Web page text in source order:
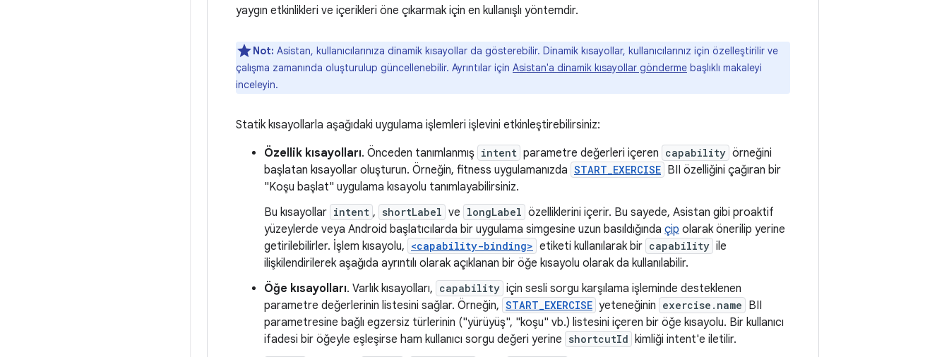
yaygın etkinlikleri ve içerikleri öne çıkarmak için en kullanışlı yöntemdir.
Not: Asistan, kullanıcılarınıza dinamik kısayollar da gösterebilir. Dinamik kısayollar, kullanıcılarınız için özelleştirilir ve
çalışma zamanında oluşturulup güncellenebilir. Ayrıntılar için Asistan'a dinamik kısayollar gönderme başlıklı makaleyi
inceleyin.
Statik kısayollarla aşağıdaki uygulama işlemleri işlevini etkinleştirebilirsiniz:
Özellik kısayolları. Önceden tanımlanmış intent parametre değerleri içeren capability örneğini
başlatan kısayollar oluşturun. Örneğin, fitness uygulamanızda START_EXERCISE BII özelliğini çağıran bir
"Koşu başlat" uygulama kısayolu tanımlayabilirsiniz.
Bu kısayollar intent , shortLabel ve longLabel özelliklerini içerir. Bu sayede, Asistan gibi proaktif
yüzeylerde veya Android başlatıcılarda bir uygulama simgesine uzun basıldığında çip olarak önerilip yerine
getirilebilirler. İşlem kısayolu, <capability-binding> etiketi kullanılarak bir capability ile
ilişkilendirilerek aşağıda ayrıntılı olarak açıklanan bir öğe kısayolu olarak da kullanılabilir.
Öğe kısayolları. Varlık kısayolları, capability için sesli sorgu karşılama işleminde desteklenen
parametre değerlerinin listesini sağlar. Örneğin, START_EXERCISE yeteneğinin exercise.name BII
parametresine bağlı egzersiz türlerinin ("yürüyüş", "koşu" vb.) listesini içeren bir öğe kısayolu. Bir kullanıcı
ifadesi bir öğeyle eşleşirse ham kullanıcı sorgu değeri yerine shortcutId kimliği intent'e iletilir.